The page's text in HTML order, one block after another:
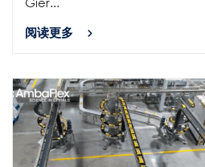
阅读更多